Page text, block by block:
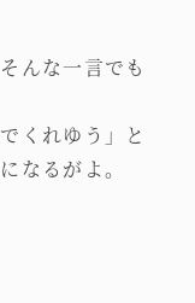
んな一言でも
くれゆう」と
なるがよ。